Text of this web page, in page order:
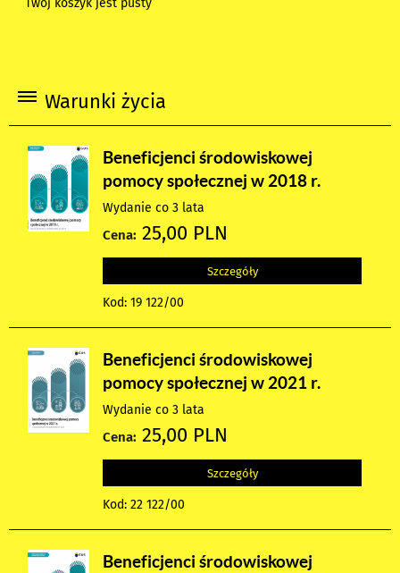
Warunki życia
Beneficjenci środowiskowej
pomocy społecznej w 2018 r.
Wydanie co 3 lata
Cena: 25,00 PLN
Szczegóły
Kod: 19 122/00
Beneficjenci środowiskowej
pomocy społecznej w 2021 r.
Wydanie co 3 lata
Cena: 25,00 PLN
Szczegóły
Kod: 22 122/00
Beneficjenci środowiskowej